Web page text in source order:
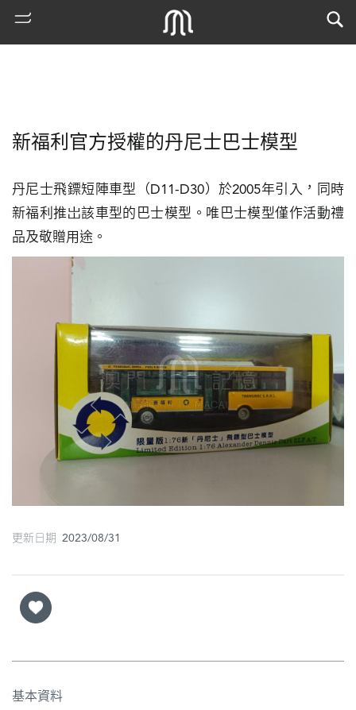
士
新福利官方授權的丹尼士巴士模型
丹尼士飛鏢短陣車型（D11-D30）於2005年引入，同時
新福利推岀該車型的巴士模型。唯巴士模型僅作活動禮
品及敬贈用途。
更新日期 2023/08/31
基本資料